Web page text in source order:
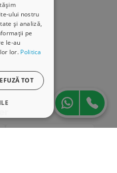
ului nostru
și analiză,
pe
le-au
lor. Politica
TOT